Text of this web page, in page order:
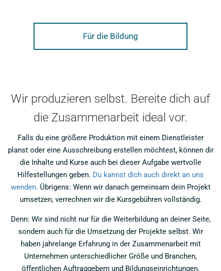
Für die Bildung
Wir produzieren selbst. Bereite dich auf
die Zusammenarbeit ideal vor.
Falls du eine größere Produktion mit einem Dienstleister
planst oder eine Ausschreibung erstellen möchtest, können dir
die Inhalte und Kurse auch bei dieser Aufgabe wertvolle
Hilfestellungen geben. Du kannst dich auch direkt an uns
wenden. Übrigens: Wenn wir danach gemeinsam dein Projekt
umsetzen, verrechnen wir die Kursgebühren vollständig.
Denn: Wir sind nicht nur für die Weiterbildung an deiner Seite,
sondern auch für die Umsetzung der Projekte selbst. Wir
haben jahrelange Erfahrung in der Zusammenarbeit mit
Unternehmen unterschiedlicher Größe und Branchen,
öffentlichen Auftraggebern und Bildungseinrichtungen.